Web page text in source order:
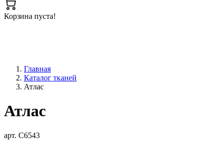
Корзина пуста!
Главная
Каталог тканей
Атлас
Атлас
арт. С6543